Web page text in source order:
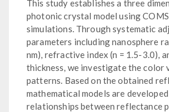
This study establishes a three
photonic crystal model using
simulations. Through systematic
parameters including nanosphere
nm), refractive index (n = 1.5-3.0),
thickness, we investigate the color
patterns. Based on the obtained
mathematical models are
relationships between reflectance